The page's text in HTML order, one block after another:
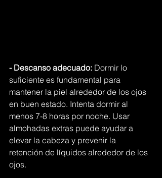
- Descanso adecuado: Dormir lo
suficiente es fundamental para
mantener la piel alrededor de los ojos
en buen estado. Intenta dormir al
menos 7-8 horas por noche. Usar
almohadas extras puede ayudar a
elevar la cabeza y prevenir la
retención de líquidos alrededor de los
ojos.